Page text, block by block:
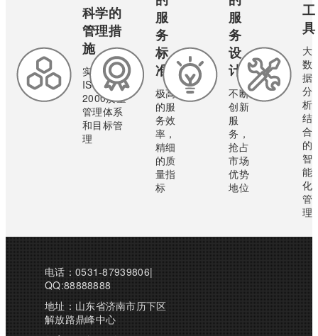
科学的
管理措
施
实行
ISO9001:
2000质量
管理体系
和目标管
理
服
务
标
准
极高
的服
务效
率，
精细
的质
量指
标
服
务
设
计
不断
创新
服
务，
抢占
市场
优势
地位
工
具
大
数
据
分
析
结
合
的
智
能
化
管
理
电话：0531-87939806|
QQ:88888888
地址：山东省济南市历下区
解放路鼎峰中心